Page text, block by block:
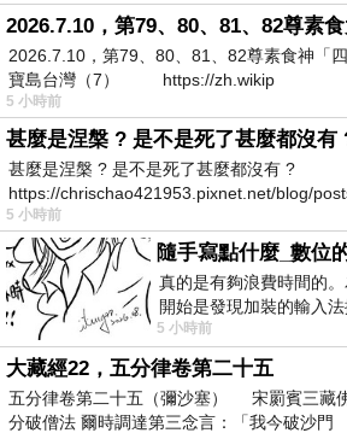
2026.7.10，第79、80、81、82尊素食神「
寶島台灣（7） https://zh.wikip
5 小時前
甚麼是涅槃 ? 是不是死了甚麼都沒有
甚麼是涅槃 ? 是不是死了甚麼都沒有 ?
https://chrischao421953.pixnet.net/blog/
5 小時前
隨手寫點什麼_數位
真的是有夠浪費時間的
開始是發現加裝的輸入
我打字的速度會從一分鐘
5 小時前
大藏經22，五分律卷第二十五
五分律卷第二十五（彌沙塞） 宋罽賓三藏
分破僧法 爾時調達第三念言：「我今破沙門